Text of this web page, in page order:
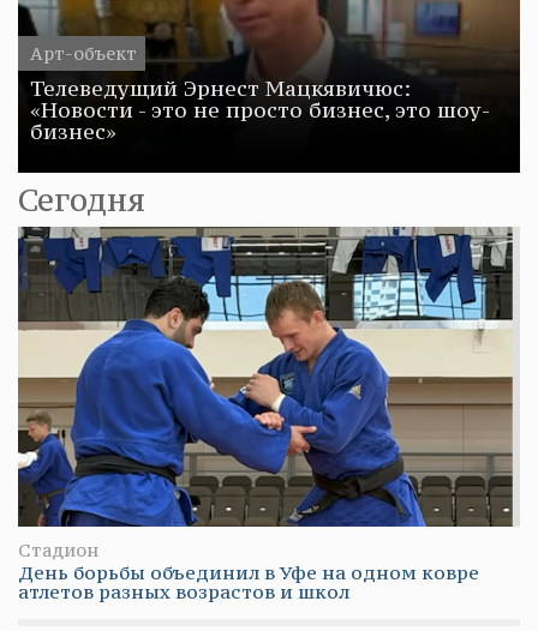
Арт-объект
Телеведущий Эрнест Мацкявичюс:
«Новости - это не просто бизнес, это шоу-
бизнес»
Сегодня
Стадион
День борьбы объединил в Уфе на одном ковре
атлетов разных возрастов и школ